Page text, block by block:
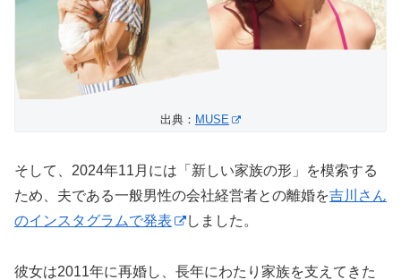
出典： MUSE
そして、2024年11月には「新しい家族の形」を模索する
ため、夫である一般男性の会社経営者との離婚を吉川さん
のインスタグラムで発表
しました。
彼女は2011年に再婚し、長年にわたり家族を支えてきた